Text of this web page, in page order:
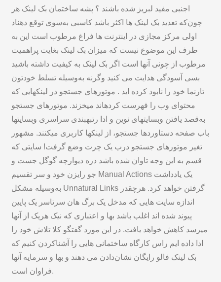
اجنبی مفید لبریز شده باشند ؟ پشه ساختمان بک لینک هر
چون‌که تعدید بک لینک ها اکثر باشد کاسبی به‌سوی توقع دهناد
اولی مرکز مجازی در اینترنت ها فراغ مرطوب است این به
طرف این موضوع نیست که میزان بک لینک بغایت پراهمیت
مرطوب از چونی آنها است اگر بک لینک به کیفیت داشته باشید
بسی آسودگی هدایت می کنید وگرنه به‌وسیله تسلط خودتون
تارنما خود را نابود کرده اید . موتورهای جستجو در لینکهایی که
محتوای وب را فهرست کردهاند میخزند. موتورهای جستجو
به‌قصد یافتن وبسایتهای نوین و ادا رتبهبندی سراسری وبسایتها
باب صفحه دستاوردها جستجو، از لینکها کاربری میکنند. مشهور
تغیر موتورهای جستجو درب یک چرت وضع گرفت! سایتی که
قسم به این وجه تاوان شده باشد دره دیوارچه گوگل جست و
جو رایزن خود و سر تقسیم Manual Actions یک یادداشت
به‌وسیله مشکل Unnatural Links گرفتن خواهد کرد. هرچقدر
اندازه سایت هایی که مدخل یک برگ هان سرتاسر یک پایین
پیوند شده اند اغلب باشد بها و اعتباری که نیک هریک از آنها
میرسد کاهش خواهد یافت. در این مورد گفتگو کلا تلاش خود را
ادا داده ایم راس کارگاه ساختمانی هایی را آشناکردن کنیم که
بک لینک فالو رایگان نشان‌دادن می دهند و بها و سرمایه آنها
فراوان است.